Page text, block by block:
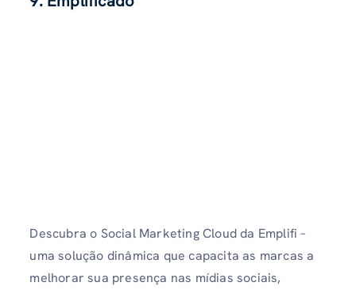
Descubra o Social Marketing Cloud da Emplifi –
uma solução dinâmica que capacita as marcas a
melhorar sua presença nas mídias sociais,